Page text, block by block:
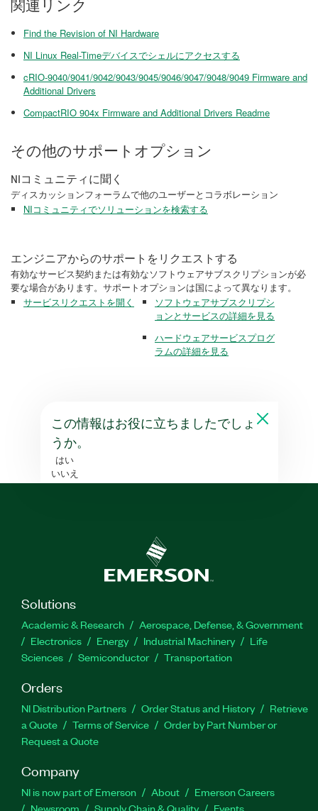
関連リンク
Find the Revision of NI Hardware
NI Linux Real-Timeデバイスでシェルにアクセスする
cRIO-9040/9041/9042/9043/9045/9046/9047/9048/9049 Firmware and
Additional Drivers
CompactRIO 904x Firmware and Additional Drivers Readme
その他のサポートオプション
NIコミュニティに聞く
ディスカッションフォーラムで他のユーザーとコラボレーション
NIコミュニティでソリューションを検索する
エンジニアからのサポートをリクエストする
有効なサービス契約または有効なソフトウェアサブスクリプションが必
要な場合があります。サポートオプションは国によって異なります。
サービスリクエストを開く
ソフトウェアサブスクリプシ
ョンとサービスの詳細を見る
ハードウェアサービスプログ
ラムの詳細を見る
この情報はお役に立ちましたでしょ
うか。
はい
いいえ
Solutions
Academic & Research
Aerospace, Defense, & Government
Electronics
Energy Industrial Machinery
Life
Sciences
Semiconductor Transportation
Orders
NI Distribution Partners Order Status and History
Retrieve
a Quote
Terms of Service
Order by Part Number or
Request a Quote
Company
NI is now part of Emerson About
Emerson Careers